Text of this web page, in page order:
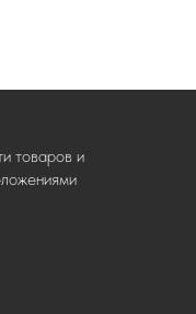
товаров и